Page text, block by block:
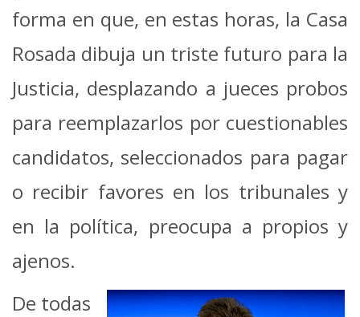
forma en que, en estas horas, la Casa
Rosada dibuja un triste futuro para la
Justicia, desplazando a jueces probos
para reemplazarlos por cuestionables
candidatos, seleccionados para pagar
o recibir favores en los tribunales y
en la política, preocupa a propios y
ajenos.
De todas